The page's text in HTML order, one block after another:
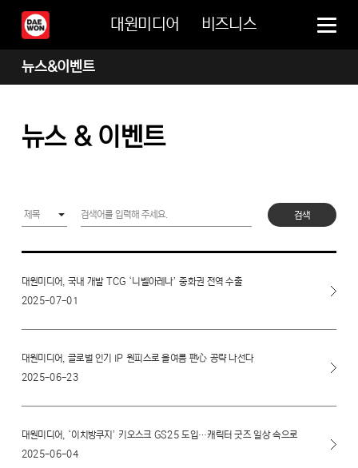
대원미디어 비즈니스
뉴스&이벤트
뉴스 & 이벤트
검색
대원미디어, 국내 개발 TCG ‘니벨아레나’ 중화권 전역 수출
2025-07-01
대원미디어, 글로벌 인기 IP 원피스로 올여름 팬心 공략 나선다
2025-06-23
대원미디어, ‘이치방쿠지’ 키오스크 GS25 도입…캐릭터 굿즈 일상 속으로
2025-06-04